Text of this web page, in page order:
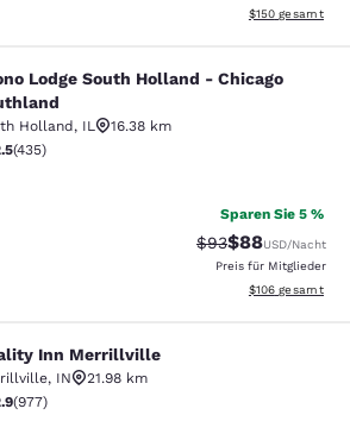
Geschätzte
$150 gesamt
South Holland -
Lodge South Holland - Chicago
Holland, IL
16.38 km
Sterne-Bewertung. Mittelmäßig. 435 Bewertungen
(435)
Sparen Sie 5 %
$93Vergünstigter
$88USD/Nacht
Preis für Mitglieder
Geschätzte
$106 gesamt
Inn Merrillville
, IN
21.98 km
Bewertung. Mittelmäßig. 977 Bewertungen
(977)